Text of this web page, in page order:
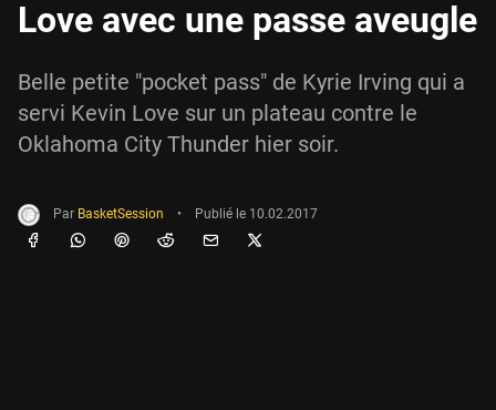
Love avec une passe aveugle
Belle petite "pocket pass" de Kyrie Irving qui a
servi Kevin Love sur un plateau contre le
Oklahoma City Thunder hier soir.
Par BasketSession • Publié le 10.02.2017